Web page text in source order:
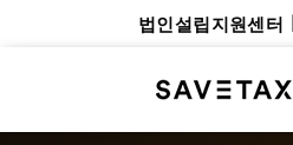
법인설립지원센터